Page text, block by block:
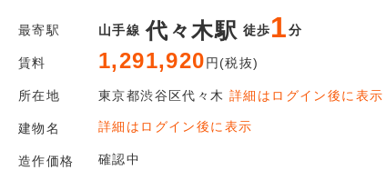
ログイン後に
平面図がご覧いただけます
最寄駅 山手線 代々木駅 徒歩1分
賃料 1,291,920円(税抜)
所在地 東京都渋谷区代々木詳細はログイン後に表示
建物名 詳細はログイン後に表示
造作価格 確認中